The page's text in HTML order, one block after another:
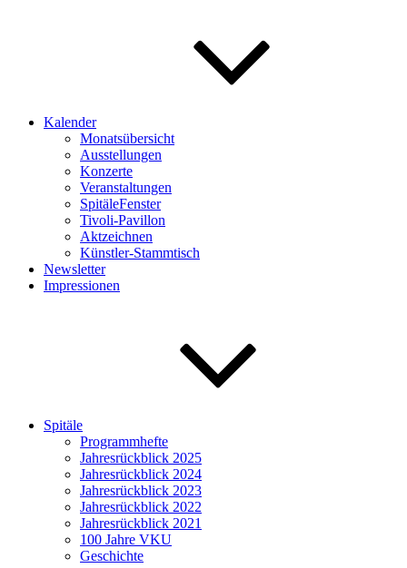
Kalender
Monatsübersicht
Ausstellungen
Konzerte
Veranstaltungen
SpitäleFenster
Tivoli-Pavillon
Aktzeichnen
Künstler-Stammtisch
Newsletter
Impressionen
Spitäle
Programmhefte
Jahresrückblick 2025
Jahresrückblick 2024
Jahresrückblick 2023
Jahresrückblick 2022
Jahresrückblick 2021
100 Jahre VKU
Geschichte